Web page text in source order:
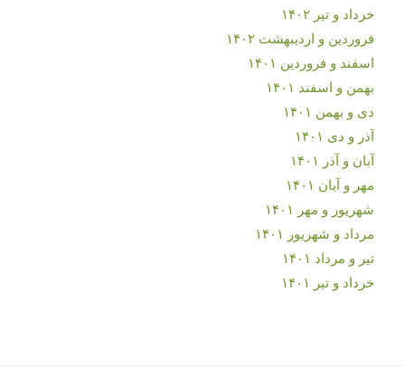
خرداد و تیر ۱۴۰۲
فروردین و اردیبهشت ۱۴۰۲
اسفند و فروردین ۱۴۰۱
بهمن و اسفند ۱۴۰۱
دی و بهمن ۱۴۰۱
آذر و دی ۱۴۰۱
آبان و آذر ۱۴۰۱
مهر و آبان ۱۴۰۱
شهریور و مهر ۱۴۰۱
مرداد و شهریور ۱۴۰۱
تیر و مرداد ۱۴۰۱
خرداد و تیر ۱۴۰۱